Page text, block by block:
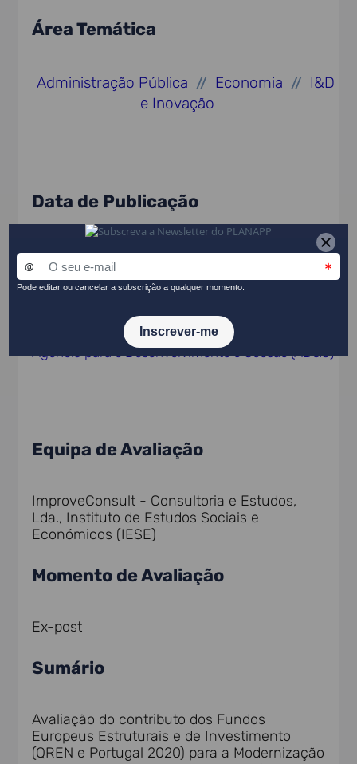
Área Temática
Administração Pública // Economia // I&D
e Inovação
Data de Publicação
2022
Entidade Promotora
Agência para o Desenvolvimento e Coesão (AD&C)
Equipa de Avaliação
ImproveConsult - Consultoria e Estudos,
Lda., Instituto de Estudos Sociais e
Económicos (IESE)
Momento de Avaliação
Ex-post
Sumário
Avaliação do contributo dos Fundos
Europeus Estruturais e de Investimento
(QREN e Portugal 2020) para a Modernização